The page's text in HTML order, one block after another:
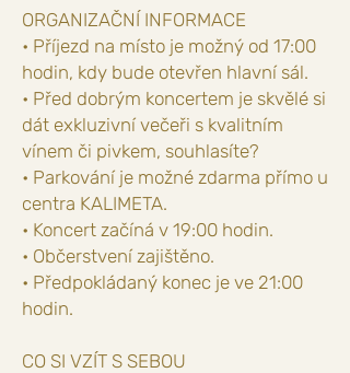
ORGANIZAČNÍ INFORMACE
• Příjezd na místo je možný od 17:00
hodin, kdy bude otevřen hlavní sál.
• Před dobrým koncertem je skvělé si
dát exkluzivní večeři s kvalitním
vínem či pivkem, souhlasíte?
• Parkování je možné zdarma přímo u
centra KALIMETA.
• Koncert začíná v 19:00 hodin.
• Občerstvení zajištěno.
• Předpokládaný konec je ve 21:00
hodin.
CO SI VZÍT S SEBOU